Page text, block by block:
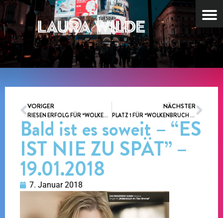
VORIGER
RIESEN ERFOLG FÜR “WOLKENBRUCH IM 7TEN HIMMEL”
NÄCHSTER
PLATZ 1 FÜR “WOLKENBRUCH IM 7TEN HIMMEL” IN DEN TOP 100 AIRPLAY CHARTS
Bald ist es soweit – “ES
IST NIE ZU SPÄT” –
19.01.2018
7. Januar 2018